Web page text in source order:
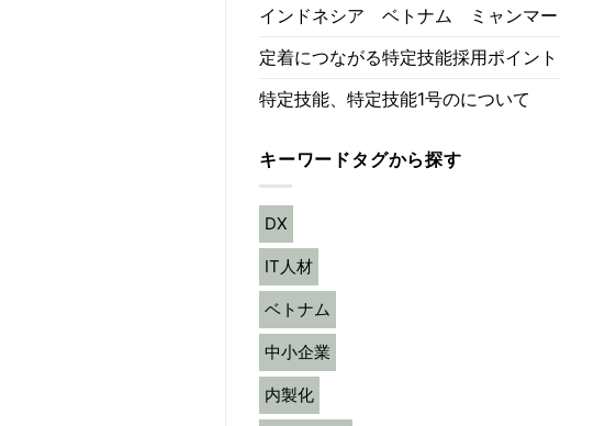
インドネシア ベトナム ミャンマー
定着につながる特定技能採用ポイント
特定技能、特定技能1号のについて
キーワードタグから探す
DX
IT人材
ベトナム
中小企業
内製化